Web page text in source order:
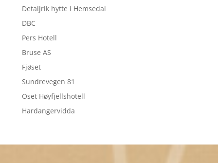
Detaljrik hytte i Hemsedal
DBC
Pers Hotell
Bruse AS
Fjøset
Sundrevegen 81
Oset Høyfjellshotell
Hardangervidda